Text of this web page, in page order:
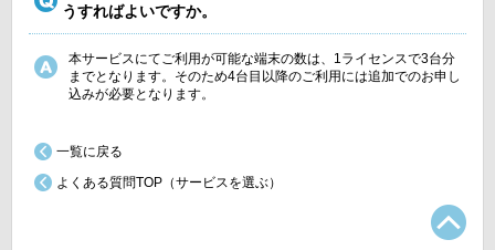
うすればよいですか。
本サービスにてご利用が可能な端末の数は、1ライセンスで3台分
までとなります。そのため4台目以降のご利用には追加でのお申し
込みが必要となります。
一覧に戻る
よくある質問TOP（サービスを選ぶ）